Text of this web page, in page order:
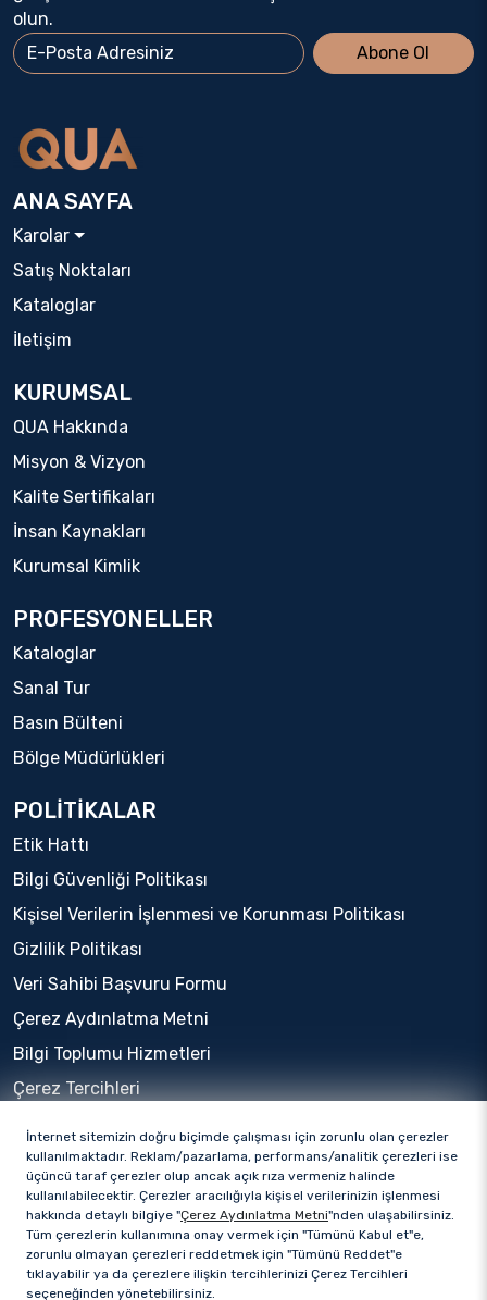
olun.
Abone Ol
ANA SAYFA
Karolar
Satış Noktaları
Kataloglar
İletişim
KURUMSAL
QUA Hakkında
Misyon & Vizyon
Kalite Sertifikaları
İnsan Kaynakları
Kurumsal Kimlik
PROFESYONELLER
Kataloglar
Sanal Tur
Basın Bülteni
Bölge Müdürlükleri
POLİTİKALAR
Etik Hattı
Bilgi Güvenliği Politikası
Kişisel Verilerin İşlenmesi ve Korunması Politikası
Gizlilik Politikası
Veri Sahibi Başvuru Formu
Çerez Aydınlatma Metni
Bilgi Toplumu Hizmetleri
Çerez Tercihleri
İnternet sitemizin doğru biçimde çalışması için zorunlu olan çerezler
kullanılmaktadır. Reklam/pazarlama, performans/analitik çerezleri ise
üçüncü taraf çerezler olup ancak açık rıza vermeniz halinde
kullanılabilecektir. Çerezler aracılığıyla kişisel verilerinizin işlenmesi
hakkında detaylı bilgiye "Çerez Aydınlatma Metni"nden ulaşabilirsiniz.
Tüm çerezlerin kullanımına onay vermek için "Tümünü Kabul et"e,
zorunlu olmayan çerezleri reddetmek için "Tümünü Reddet"e
tıklayabilir ya da çerezlere ilişkin tercihlerinizi Çerez Tercihleri
seçeneğinden yönetebilirsiniz.